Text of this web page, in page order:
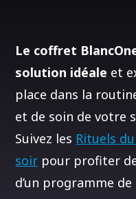
Le coffret
solution idéale et
place dans la
et de soin de votre
Suivez les Rituels
soir pour profiter
d’un programme